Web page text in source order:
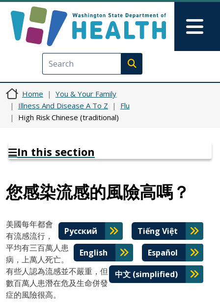
Execute search
Home
You & Your Family
Illness And Disease A To Z
Flu
High Risk Chinese (traditional)
In this section
您感染流感的風險高嗎？
Tiếng Việt
Русский
Español
English
中文 (simplified)
美國每年都會
有流感流行，
平均有三百萬人患
病，上萬人死亡。
有些人認為流感並不嚴重，但
數百萬人患潛在危及生命併發
症的風險很高。